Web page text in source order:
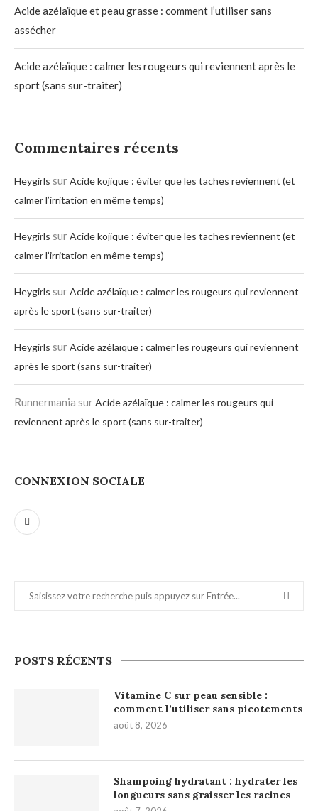
Acide azélaïque et peau grasse : comment l’utiliser sans
assécher
Acide azélaïque : calmer les rougeurs qui reviennent après le
sport (sans sur-traiter)
Commentaires récents
Heygirls surAcide kojique : éviter que les taches reviennent (et
calmer l’irritation en même temps)
Heygirls surAcide kojique : éviter que les taches reviennent (et
calmer l’irritation en même temps)
Heygirls surAcide azélaïque : calmer les rougeurs qui reviennent
après le sport (sans sur-traiter)
Heygirls surAcide azélaïque : calmer les rougeurs qui reviennent
après le sport (sans sur-traiter)
Runnermania surAcide azélaïque : calmer les rougeurs qui
reviennent après le sport (sans sur-traiter)
CONNEXION SOCIALE
POSTS RÉCENTS
Vitamine C sur peau sensible :
comment l’utiliser sans picotements
août 8, 2026
Shampoing hydratant : hydrater les
longueurs sans graisser les racines